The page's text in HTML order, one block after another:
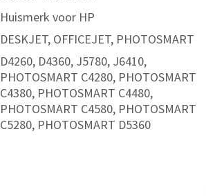
Huismerk voor HP
DESKJET, OFFICEJET, PHOTOSMART
D4260, D4360, J5780, J6410,
PHOTOSMART C4280, PHOTOSMART
C4380, PHOTOSMART C4480,
PHOTOSMART C4580, PHOTOSMART
C5280, PHOTOSMART D5360